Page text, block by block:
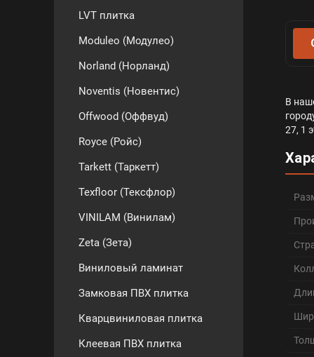
LVT плитка
Moduleo (Модулео)
Norland (Норланд)
Noventis (Новентис)
Offwood (Оффвуд)
Royce (Ройс)
Tarkett (Таркетт)
Texfloor (Тексфлор)
VINILAM (Винилам)
Zeta (Зета)
Виниловый ламинат
Замковая ПВХ плитка
Кварцвиниловая плитка
Клеевая ПВХ плитка
В
27, 1